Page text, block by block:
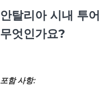
안탈리아 시내 투
무엇인가요?
포함 사항: